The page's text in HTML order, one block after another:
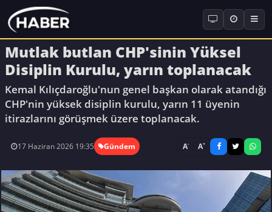
Mutlak butlan CHP'sinin Yüksel
Disiplin Kurulu, yarın toplanacak
Kemal Kılıçdaroğlu'nun genel başkan olarak atandığı
CHP'nin yüksek disiplin kurulu, yarın 11 üyenin
itirazlarını görüşmek üzere toplanacak.
17 Haziran 2026 19:35 Gündem A- A+